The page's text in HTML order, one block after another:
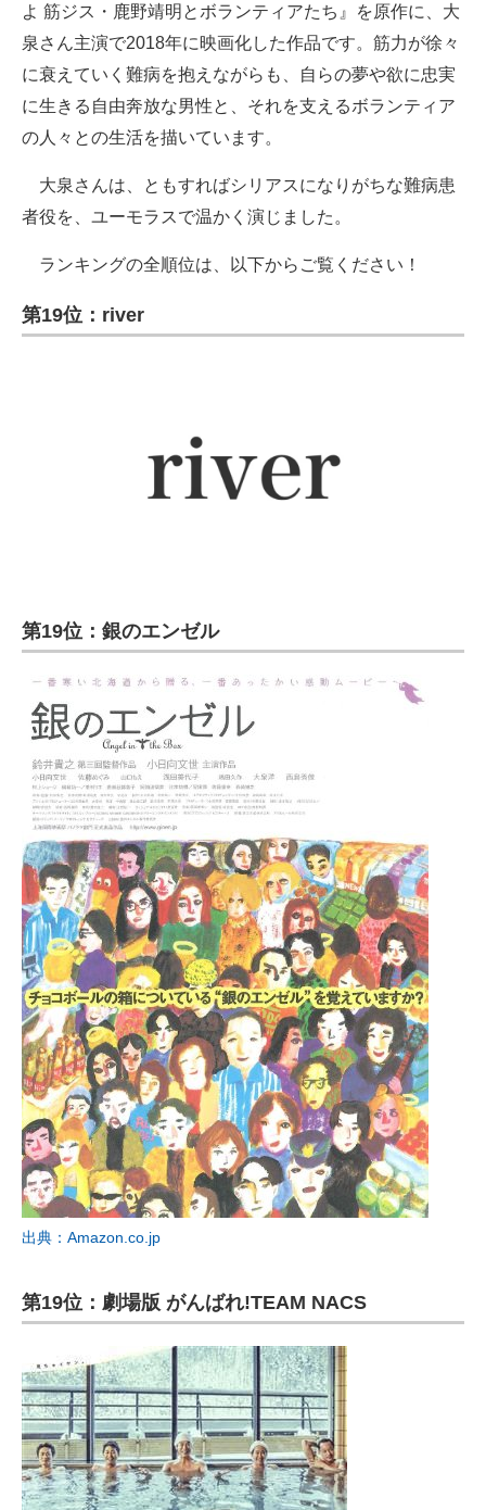
よ 筋ジス・鹿野靖明とボランティアたち』を原作に、大
泉さん主演で2018年に映画化した作品です。筋力が徐々
に衰えていく難病を抱えながらも、自らの夢や欲に忠実
に生きる自由奔放な男性と、それを支えるボランティア
の人々との生活を描いています。
大泉さんは、ともすればシリアスになりがちな難病患
者役を、ユーモラスで温かく演じました。
ランキングの全順位は、以下からご覧ください！
第19位：river
第19位：銀のエンゼル
出典：Amazon.co.jp
第19位：劇場版 がんばれ!TEAM NACS